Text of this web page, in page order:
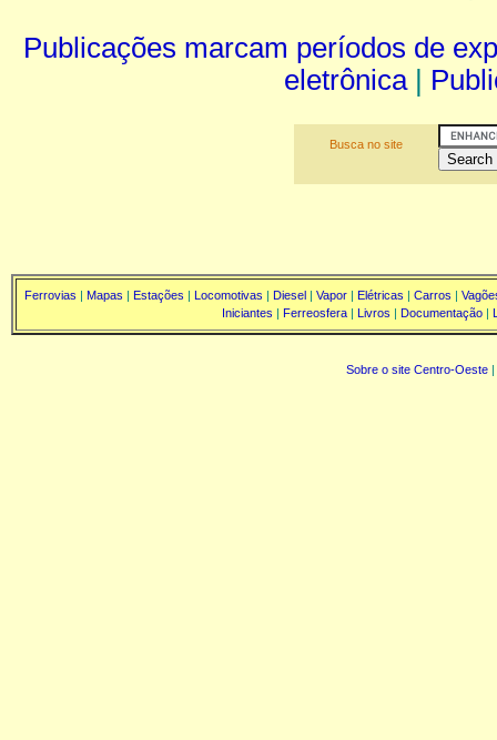
Publicações marcam períodos de
eletrônica|
Busca no site
Ferrovias | Mapas | Estações | Locomotivas | Diesel | Vapor | Elétricas | Carros |
Iniciantes | Ferreosfera| Livros | Documentação|
Sobre o site Centro-Oeste|